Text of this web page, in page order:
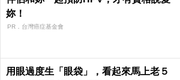
妳！
PR．台灣癌症基金會
用眼過度生「眼袋」，看起來馬上老５